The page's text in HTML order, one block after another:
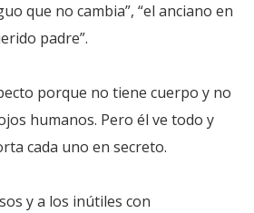
que no cambia”, “el anciano en
padre”.
porque no tiene cuerpo y no
humanos. Pero él ve todo y
cada uno en secreto.
y a los inútiles con